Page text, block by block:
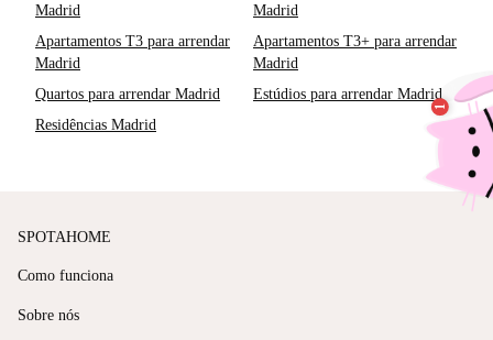
Madrid
Madrid
Apartamentos T3 para arrendar
Madrid
Apartamentos T3+ para arrendar
Madrid
Quartos para arrendar Madrid
Estúdios para arrendar Madrid
Residências Madrid
SPOTAHOME
Como funciona
Sobre nós